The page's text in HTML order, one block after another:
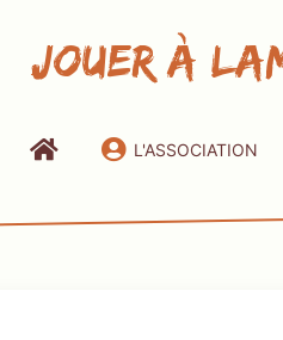
Jouer à
L'ASSOCIATION